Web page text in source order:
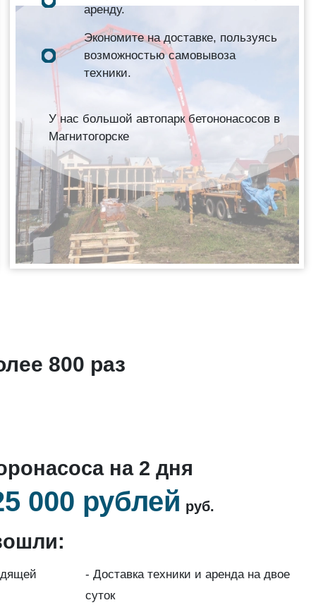
аренду.
Экономите на доставке, пользуясь
возможностью самовывоза
техники.
У нас большой автопарк бетононасосов в
Магнитогорске
800 раз
на 2 дня
000 рублей руб.
- Доставка техники и аренда на двое
суток